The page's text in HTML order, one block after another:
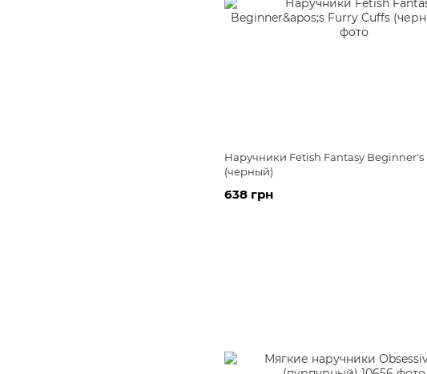
Наручники Fetish Fantasy Beginner's
(черный)
638 грн